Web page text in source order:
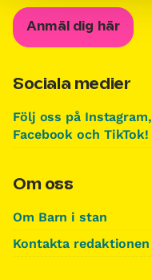
Anmäl dig här
Sociala medier
Följ oss på Instagram,
Facebook och TikTok!
Om oss
Om Barn i stan
Kontakta redaktionen